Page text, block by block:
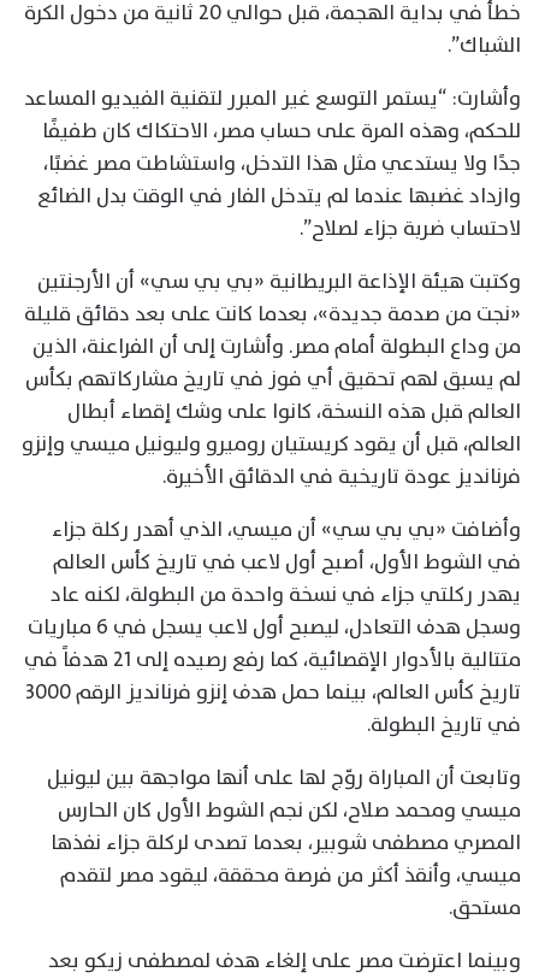
خطأ في بداية الهجمة، قبل حوالي 20 ثانية من دخول الكرة
الشباك”.
وأشارت: “يستمر التوسع غير المبرر لتقنية الفيديو المساعد
للحكم، وهذه المرة على حساب مصر، الاحتكاك كان طفيفًا
جدًا ولا يستدعي مثل هذا التدخل، واستشاطت مصر غضبًا،
وازداد غضبها عندما لم يتدخل الفار في الوقت بدل الضائع
لاحتساب ضربة جزاء لصلاح”.
وكتبت هيئة الإذاعة البريطانية «بي بي سي» أن الأرجنتين
«نجت من صدمة جديدة»، بعدما كانت على بعد دقائق قليلة
من وداع البطولة أمام مصر. وأشارت إلى أن الفراعنة، الذين
لم يسبق لهم تحقيق أي فوز في تاريخ مشاركاتهم بكأس
العالم قبل هذه النسخة، كانوا على وشك إقصاء أبطال
العالم، قبل أن يقود كريستيان روميرو وليونيل ميسي وإنزو
فرنانديز عودة تاريخية في الدقائق الأخيرة.
وأضافت «بي بي سي» أن ميسي، الذي أهدر ركلة جزاء
في الشوط الأول، أصبح أول لاعب في تاريخ كأس العالم
يهدر ركلتي جزاء في نسخة واحدة من البطولة، لكنه عاد
وسجل هدف التعادل، ليصبح أول لاعب يسجل في 6 مباريات
متتالية بالأدوار الإقصائية، كما رفع رصيده إلى 21 هدفاً في
تاريخ كأس العالم، بينما حمل هدف إنزو فرنانديز الرقم 3000
في تاريخ البطولة.
وتابعت أن المباراة روّج لها على أنها مواجهة بين ليونيل
ميسي ومحمد صلاح، لكن نجم الشوط الأول كان الحارس
المصري مصطفى شوبير، بعدما تصدى لركلة جزاء نفذها
ميسي، وأنقذ أكثر من فرصة محققة، ليقود مصر لتقدم
مستحق.
وبينما اعترضت مصر على إلغاء هدف لمصطفى زيكو بعد